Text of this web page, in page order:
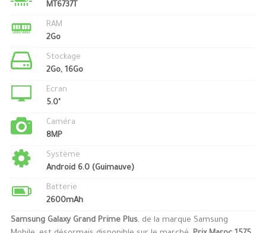
MT6737T
RAM
2Go
Stockage
2Go, 16Go
Ecran
5.0"
Caméra
8MP
Système
Android 6.0 (Guimauve)
Batterie
2600mAh
Samsung Galaxy Grand Prime Plus, de la marque Samsung